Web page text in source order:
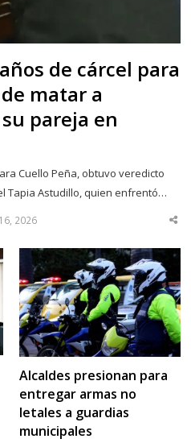
de cárcel para
matar a
pareja en
Cuello Peña, obtuvo veredicto
Tapia Astudillo, quien enfrentó…
2026
Alcaldes presionan para
entregar armas no
letales a guardias
municipales